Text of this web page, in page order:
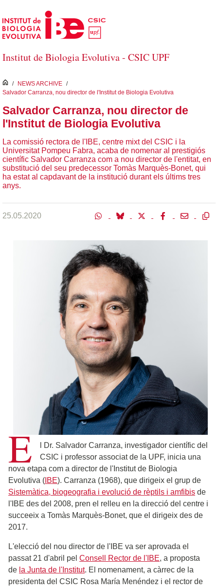
Salta al contingut principal
Institut de Biologia Evolutiva - CSIC UPF
inici
/ NEWS ARCHIVE /
Salvador Carranza, nou director de l'Institut de Biologia Evolutiva
Salvador Carranza, nou director de
l'Institut de Biologia Evolutiva
La comissió rectora de l'IBE, centre mixt del CSIC i la
Universitat Pompeu Fabra, acaba de nomenar al prestigiós
científic Salvador Carranza com a nou director de l'entitat, en
substitució del seu predecessor Tomàs Marquès-Bonet, qui
ha estat al capdavant de la institució durant els últims tres
anys.
25.05.2020
E
l Dr. Salvador Carranza, investigador científic del
CSIC i professor associat de la UPF, inicia una
nova etapa com a director de l'Institut de Biologia
Evolutiva ( IBE). Carranza (1968), que dirigeix el grup de
Sistemàtica, biogeografia i evolució de rèptils i amfibis de
l'IBE des del 2008, pren el relleu en la direcció del centre i
succeeix a Tomàs Marquès-Bonet, que el dirigeix des de
2017.
L'elecció del nou director de l'IBE va ser aprovada el
passat 21 d'abril pel Consell Rector de l'IBE, a proposta
de la Junta de l'Institut. El nomenament, a càrrec de la
presidenta del CSIC Rosa María Menéndez i el rector de